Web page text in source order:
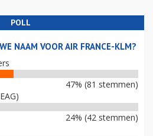
POLL
NAAM VOOR AIR FRANCE-KLM?
47% (81 stemmen)
24% (42 stemmen)